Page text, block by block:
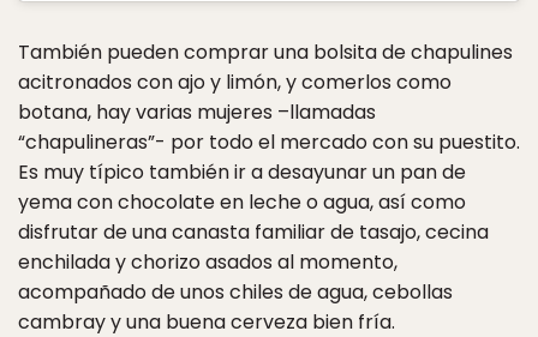
También pueden comprar una bolsita de chapulines
acitronados con ajo y limón, y comerlos como
botana, hay varias mujeres –llamadas
“chapulineras”- por todo el mercado con su puestito.
Es muy típico también ir a desayunar un pan de
yema con chocolate en leche o agua, así como
disfrutar de una canasta familiar de tasajo, cecina
enchilada y chorizo asados al momento,
acompañado de unos chiles de agua, cebollas
cambray y una buena cerveza bien fría.